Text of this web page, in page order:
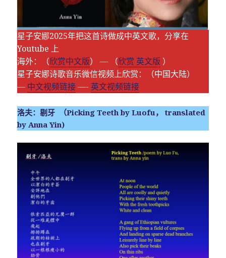
星子安娜2025年把这首诗做成中英文歌，分享在
Youtube 上
海外：（欣赏中文版） — （欣赏 英文版 ）
星子安娜诗歌音乐微信视频上欣赏：（中国大陆）
— 中文视频链接—- 英文视频链接
洛夫：剔牙 （Picking Teeth by Luofu， translated
by Anna Yin)